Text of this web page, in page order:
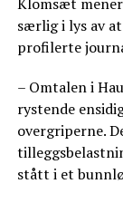
Klomsæt
særlig i lys av
profilerte
– Omtalen i
rystende
overgriperne.
stått i et